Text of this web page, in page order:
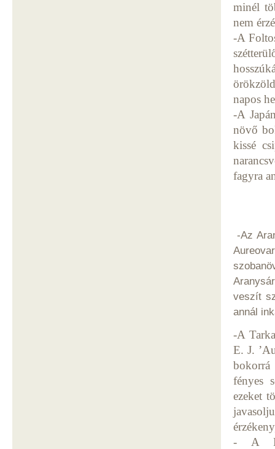
minél
nem
-A
napos
-A
növő
kissé
fagyra
-Az
veszít
annál
-A
E. J.
fényes
ezeket
- A